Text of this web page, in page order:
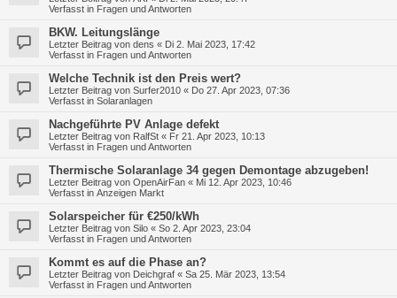
Verfasst in Fragen und Antworten
BKW. Leitungslänge
Letzter Beitrag von dens « Di 2. Mai 2023, 17:42
Verfasst in Fragen und Antworten
Welche Technik ist den Preis wert?
Letzter Beitrag von Surfer2010 « Do 27. Apr 2023, 07:36
Verfasst in Solaranlagen
Nachgeführte PV Anlage defekt
Letzter Beitrag von RalfSt « Fr 21. Apr 2023, 10:13
Verfasst in Fragen und Antworten
Thermische Solaranlage 34 gegen Demontage abzugeben!
Letzter Beitrag von OpenAirFan « Mi 12. Apr 2023, 10:46
Verfasst in Anzeigen Markt
Solarspeicher für €250/kWh
Letzter Beitrag von Silo « So 2. Apr 2023, 23:04
Verfasst in Fragen und Antworten
Kommt es auf die Phase an?
Letzter Beitrag von Deichgraf « Sa 25. Mär 2023, 13:54
Verfasst in Fragen und Antworten